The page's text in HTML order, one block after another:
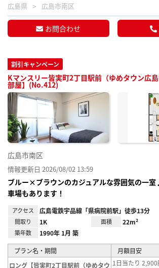
広島県 広島市南区
お問合わせ
割引キャンペーン
Kマンスリー皆実町2丁目駅前（ゆめタウン広
部屋】(No.412)
広島市南区
情報更新日 2026/08/02 13:59
ブルー×ブラウンのカジュアルな雰囲気の一
車場もあります！
アクセス 広島電鉄宇品線「県病院前駅」徒歩13分
間取り 1K 面積 22m²
築年数 1990年 1月 築
プラン名・期間
月額目安
ロング【皆実町2丁目駅前（ゆめタウ 1日当たり